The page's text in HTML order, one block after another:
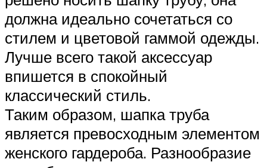
должна идеально сочетаться со
стилем и цветовой гаммой одежды.
Лучше всего такой аксессуар
впишется в спокойный
классический стиль.
Таким образом, шапка труба
является превосходным элементом
женского гардероба. Разнообразие